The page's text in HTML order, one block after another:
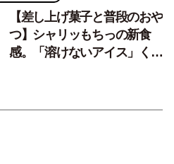
【差し上げ菓子と普段のおや
つ】シャリッもちっの新食
感。「溶けないアイス」くず